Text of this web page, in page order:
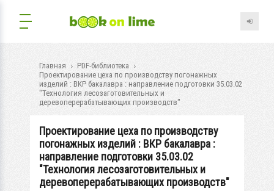
Главная
PDF-библиотека
Проектирование цеха по производству погонажных
изделий : ВКР бакалавра : направление подготовки 35.03.02
"Технология лесозаготовительных и
деревоперерабатывающих производств"
Проектирование цеха по производству
погонажных изделий : ВКР бакалавра :
направление подготовки 35.03.02
"Технология лесозаготовительных и
деревоперерабатывающих производств"